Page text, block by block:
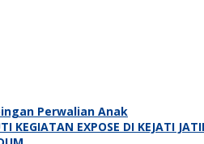
Perwalian Anak
KEGIATAN EXPOSE DI KEJATI